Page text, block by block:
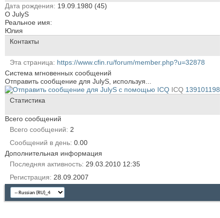
Дата рождения
19.09.1980 (45)
О JulyS
Реальное имя:
Юлия
Контакты
Эта страница
https://www.cfin.ru/forum/member.php?u=32878
Система мгновенных сообщений
Отправить сообщение для JulyS, используя...
ICQ 139101198
Статистика
Всего сообщений
Всего сообщений
2
Сообщений в день 0.00
Дополнительная информация
Последняя активность 29.03.2010 12:35
Регистрация
28.09.2007